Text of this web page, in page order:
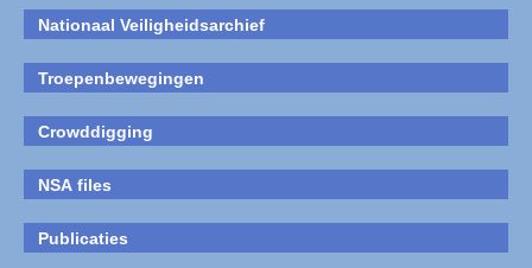
Nationaal Veiligheidsarchief
Troepenbewegingen
Crowddigging
NSA files
Publicaties